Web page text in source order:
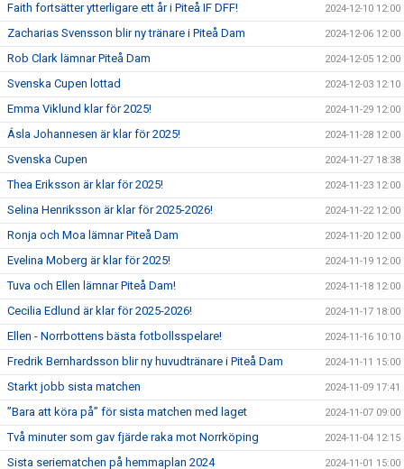
Faith fortsätter ytterligare ett år i Piteå IF DFF! 2024-12-10 12:00
Zacharias Svensson blir ny tränare i Piteå Dam 2024-12-06 12:00
Rob Clark lämnar Piteå Dam 2024-12-05 12:00
Svenska Cupen lottad 2024-12-03 12:10
Emma Viklund klar för 2025! 2024-11-29 12:00
Ásla Johannesen är klar för 2025! 2024-11-28 12:00
Svenska Cupen 2024-11-27 18:38
Thea Eriksson är klar för 2025! 2024-11-23 12:00
Selina Henriksson är klar för 2025-2026! 2024-11-22 12:00
Ronja och Moa lämnar Piteå Dam 2024-11-20 12:00
Evelina Moberg är klar för 2025! 2024-11-19 12:00
Tuva och Ellen lämnar Piteå Dam! 2024-11-18 12:00
Cecilia Edlund är klar för 2025-2026! 2024-11-17 18:00
Ellen - Norrbottens bästa fotbollsspelare! 2024-11-16 10:10
Fredrik Bernhardsson blir ny huvudtränare i Piteå Dam 2024-11-11 15:00
Starkt jobb sista matchen 2024-11-09 17:41
”Bara att köra på” för sista matchen med laget 2024-11-07 09:00
Två minuter som gav fjärde raka mot Norrköping 2024-11-04 12:15
Sista seriematchen på hemmaplan 2024 2024-11-01 15:00